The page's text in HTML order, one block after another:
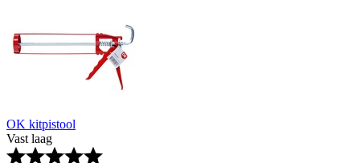
OK kitpistool
Vast laag